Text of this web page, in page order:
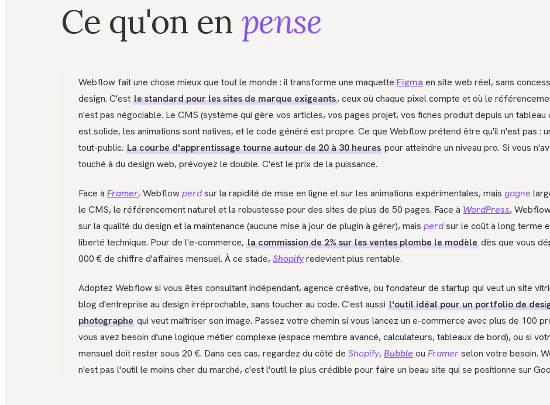
Ce qu'on en pense
Webflow fait une chose mieux que tout le monde : il transforme une maquette Figma en site web réel, sans
design. C'est le standard pour les sites de marque exigeants, ceux où chaque pixel compte et où le
n'est pas négociable. Le CMS (système qui gère vos articles, vos pages projet, vos fiches produit depuis un tableau
est solide, les animations sont natives, et le code généré est propre. Ce que Webflow prétend être qu'il n'est pas :
tout-public. La courbe d'apprentissage tourne autour de 20 à 30 heures pour atteindre un niveau pro. Si vous
touché à du design web, prévoyez le double. C'est le prix de la puissance.
Face à Framer, Webflowperdsur la rapidité de mise en ligne et sur les animations expérimentales, mais gagne
le CMS, le référencement naturel et la robustesse pour des sites de plus de 50 pages. Face à WordPress,
sur la qualité du design et la maintenance (aucune mise à jour de plugin à gérer), mais perdsur le coût à long terme
liberté technique. Pour de l'e-commerce, la commission de 2% sur les ventes plombe le modèle dès que vous
000 € de chiffre d'affaires mensuel. À ce stade,Shopifyredevient plus rentable.
Adoptez Webflow si vous êtes consultant indépendant, agence créative, ou fondateur de startup qui veut un site
blog d'entreprise au design irréprochable, sans toucher au code. C'est aussi l'outil idéal pour un portfolio de
photographe qui veut maîtriser son image. Passez votre chemin si vous lancez un e-commerce avec plus de 100
vous avez besoin d'une logique métier complexe (espace membre avancé, calculateurs, tableaux de bord), ou si
mensuel doit rester sous 20 €. Dans ces cas, regardez du côté de Shopify,Bubble ou Framerselon votre besoin.
n'est pas l'outil le moins cher du marché, c'est l'outil le plus crédible pour faire un beau site qui se positionne sur